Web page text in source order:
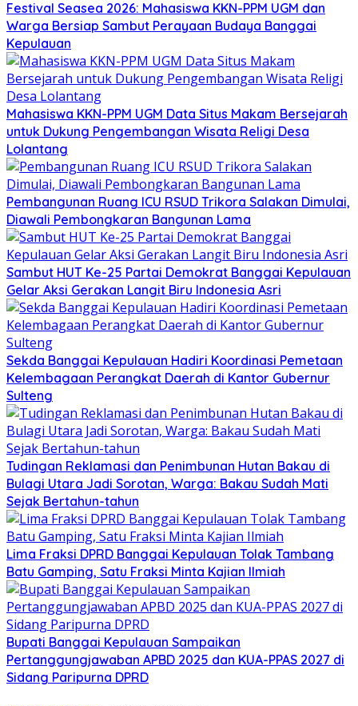
Festival Seasea 2026: Mahasiswa KKN-PPM UGM dan
Warga Bersiap Sambut Perayaan Budaya Banggai
Kepulauan
Mahasiswa KKN-PPM UGM Data Situs Makam Bersejarah
untuk Dukung Pengembangan Wisata Religi Desa
Lolantang
Pembangunan Ruang ICU RSUD Trikora Salakan Dimulai,
Diawali Pembongkaran Bangunan Lama
Sambut HUT Ke-25 Partai Demokrat Banggai Kepulauan
Gelar Aksi Gerakan Langit Biru Indonesia Asri
Sekda Banggai Kepulauan Hadiri Koordinasi Pemetaan
Kelembagaan Perangkat Daerah di Kantor Gubernur
Sulteng
Tudingan Reklamasi dan Penimbunan Hutan Bakau di
Bulagi Utara Jadi Sorotan, Warga: Bakau Sudah Mati
Sejak Bertahun-tahun
Lima Fraksi DPRD Banggai Kepulauan Tolak Tambang
Batu Gamping, Satu Fraksi Minta Kajian Ilmiah
Bupati Banggai Kepulauan Sampaikan
Pertanggungjawaban APBD 2025 dan KUA-PPAS 2027 di
Sidang Paripurna DPRD